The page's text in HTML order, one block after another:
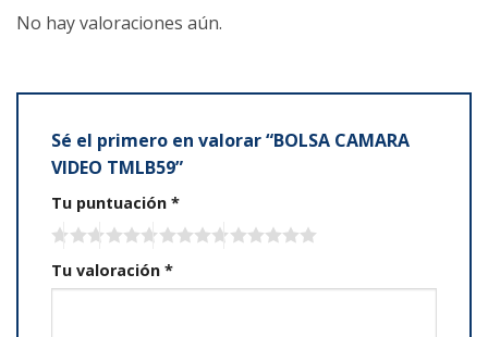
No hay valoraciones aún.
Sé el primero en valorar “BOLSA CAMARA
VIDEO TMLB59”
Tu puntuación *
Tu valoración *